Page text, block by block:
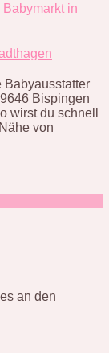
in
Babyausstatter
Bispingen
wirst du schnell
von
an den